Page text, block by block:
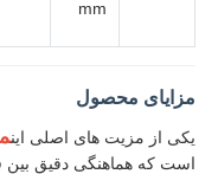
خط اکستروژن سیم
دستگاه سیم بندکشی
ماشین رشته دو تاب
mm
مزایای محصول
یکی از مزیت های اصلی این
است که هماهنگی دقیق بین